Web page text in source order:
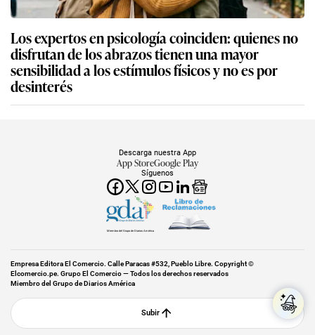
Los expertos en psicología coinciden: quienes no
disfrutan de los abrazos tienen una mayor
sensibilidad a los estímulos físicos y no es por
desinterés
Síguenos
Descarga nuestra App
App StoreGoogle Play
Miembro del Grupo de Diarios América
Empresa Editora El Comercio. Calle Paracas #532, Pueblo Libre. Copyright ©
Elcomercio.pe. Grupo El Comercio — Todos los derechos reservados
Miembro del Grupo de Diarios América
Subir